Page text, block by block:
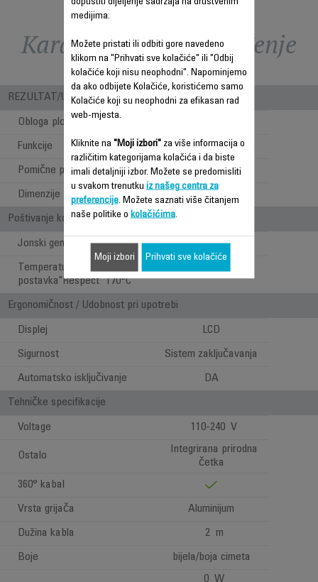
Karakteristike - Poređenje
REZULTAT/UPOTREBA
Obloga ploča
Funkcije Prirodno ravna kosa
Pomične ploče
Dimenzije ploča 25 x 90 mm
Poštivanje kose i ergonomičnost
Jonski generator
Temperaturna
postavka"Respect" 170°C
Ergonomičnost / Udobnost pri upotrebi
Displej LCD
Sigurnost Sistem zaključavanja
Automatsko isključivanje DA
Tehničke specifikacije
Voltage 110-240 V
Ostalo
Integrirana prirodna
četka
360° kabal
Vrsta grijača Aluminijum
Dužina kabla 2 m
Boje
bijela/boja cimeta
0 W
medijima.
Možete pristati ili odbiti gore navedeno
klikom na "Prihvati sve kolačiće" ili "Odbij
kolačiće koji nisu neophodni". Napominjemo
da ako odbijete Kolačiće, koristićemo samo
Kolačiće koji su neophodni za efikasan rad
web-mjesta.
Kliknite na "Moji izbori"za više informacija o
različitim kategorijama kolačića i da biste
imali detaljniji izbor. Možete se predomisliti
u svakom trenutku iz našeg centra za
preferencije. Možete saznati više čitanjem
naše politike o kolačićima.
Moji izbori Prihvati sve kolačiće